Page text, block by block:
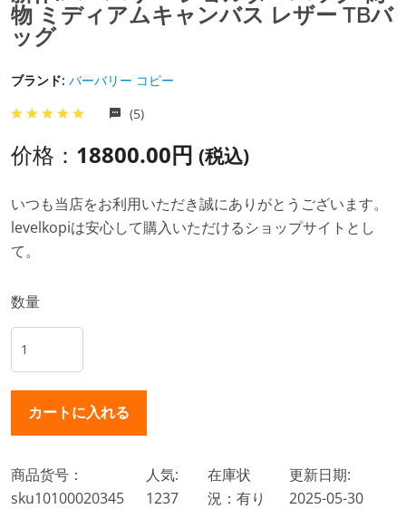
物 ミディアムキャンバス レザー TBバ
ッグ
ブランド: バーバリー コピー
(5)
价格： 18800.00円 (税込)
いつも当店をお利用いただき誠にありがとうございます。
levelkopiは安心して購入いただけるショップサイトとし
て。
数量
商品货号：
sku10100020345
人気:
1237
在庫状
況：有り
更新日期:
2025-05-30